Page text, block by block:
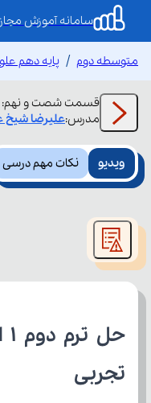
سامانه آموزش
متوسطه دوم پایه دهم
قسمت شصت و نهم:
مدرس:علیرضاشیخ
ویدیو نکات مهم درسی
modal
window.
because the server
is not supported.
تجربی